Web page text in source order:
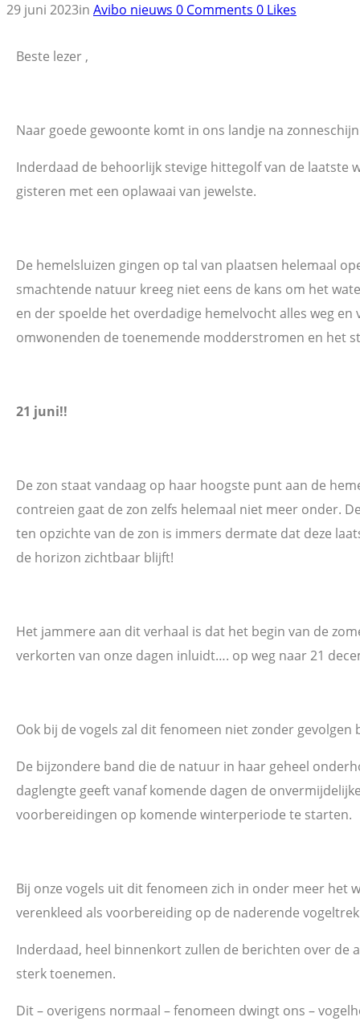
29 juni 2023in Avibo nieuws 0 Comments 0 Likes
Beste lezer ,
Naar goede gewoonte komt in ons landje na
Inderdaad de behoorlijk stevige hittegolf van de laatste
gisteren met een oplawaai van jewelste.
De hemelsluizen gingen op tal van plaatsen helemaal
smachtende natuur kreeg niet eens de kans om het
en der spoelde het overdadige hemelvocht alles weg en
omwonenden de toenemende modderstromen en het
21 juni!!
De zon staat vandaag op haar hoogste punt aan de
contreien gaat de zon zelfs helemaal niet meer onder.
ten opzichte van de zon is immers dermate dat deze
de horizon zichtbaar blijft!
Het jammere aan dit verhaal is dat het begin van de
verkorten van onze dagen inluidt…. op weg naar 21
Ook bij de vogels zal dit fenomeen niet zonder gevolgen
De bijzondere band die de natuur in haar geheel
daglengte geeft vanaf komende dagen de
voorbereidingen op komende winterperiode te starten.
Bij onze vogels uit dit fenomeen zich in onder meer het
verenkleed als voorbereiding op de naderende
Inderdaad, heel binnenkort zullen de berichten over de
sterk toenemen.
Dit – overigens normaal – fenomeen dwingt ons –